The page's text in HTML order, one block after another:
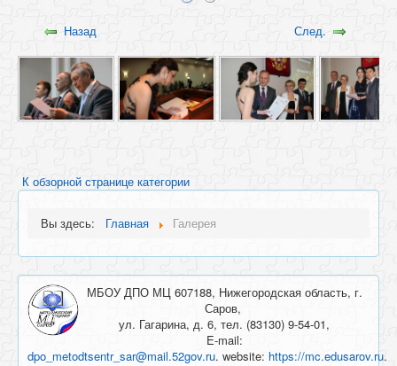
Назад След.
К обзорной странице категории
Вы здесь: Главная Галерея
МБОУ ДПО МЦ 607188, Нижегородская область, г.
Саров,
ул. Гагарина, д. 6, тел. (83130) 9-54-01,
E-mail:
dpo_metodtsentr_sar@mail.52gov.ru. website: https://mc.edusarov.ru.